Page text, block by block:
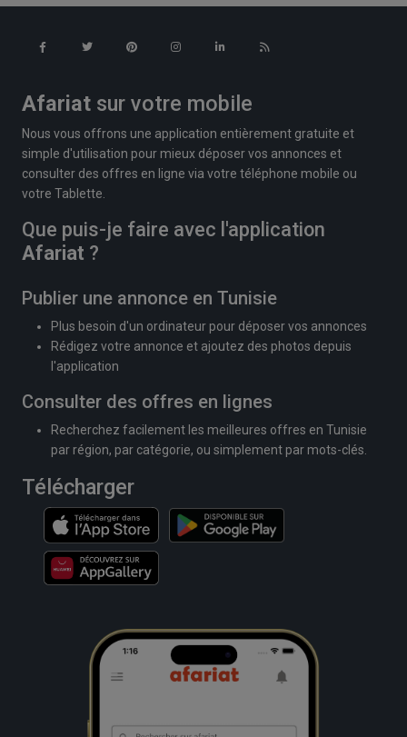
Afariat sur votre mobile
Nous vous offrons une application entièrement gratuite et
simple d'utilisation pour mieux déposer vos annonces et
consulter des offres en ligne via votre téléphone mobile ou
votre Tablette.
Que puis-je faire avec l'application
Afariat ?
Publier une annonce en Tunisie
Plus besoin d'un ordinateur pour déposer vos annonces
Rédigez votre annonce et ajoutez des photos depuis
l'application
Consulter des offres en lignes
Recherchez facilement les meilleures offres en Tunisie
par région, par catégorie, ou simplement par mots-clés.
Télécharger